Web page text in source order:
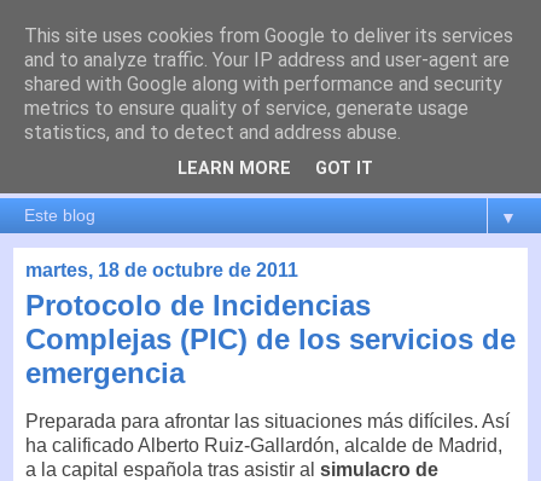
es por madrid
El blog de Madrid y su actualidad, proyectos, transporte,
movilidad, arquitectura, participación, medio ambiente,
educación, empleo, ...
▼
martes, 18 de octubre de 2011
Protocolo de Incidencias
Complejas (PIC) de los servicios de
emergencia
Preparada para afrontar las situaciones más difíciles. Así
ha calificado Alberto Ruiz-Gallardón, alcalde de Madrid,
a la capital española tras asistir al simulacro de
This site uses cookies from Google to deliver its services
and to analyze traffic. Your IP address and user-agent are
shared with Google along with performance and security
metrics to ensure quality of service, generate usage
statistics, and to detect and address abuse.
LEARN MORE GOT IT